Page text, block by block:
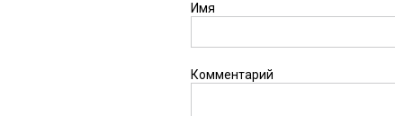
Имя
Комментарий